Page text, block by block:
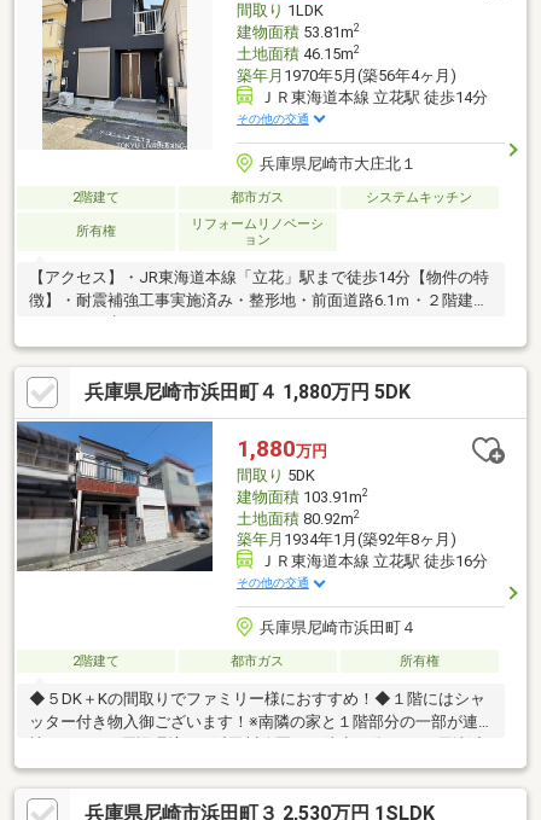
間取り 1LDK
建物面積53.81m2
土地面積46.15m2
築年月 1970年5月(築56年4ヶ月)
ＪＲ東海道本線 立花駅 徒歩14分
その他の交通
兵庫県尼崎市大庄北１
2階建て 都市ガス システムキッチン
所有権
リフォームリノベーシ
ョン
【アクセス】・JR東海道本線「立花」駅まで徒歩14分【物件の特
徴】・耐震補強工事実施済み・整形地・前面道路6.1ｍ・２階建の
１LDKの戸建て
兵庫県尼崎市浜田町４ 1,880万円 5DK
1,880万円
間取り 5DK
建物面積103.91m2
土地面積80.92m2
築年月 1934年1月(築92年8ヶ月)
ＪＲ東海道本線 立花駅 徒歩16分
その他の交通
兵庫県尼崎市浜田町４
2階建て 都市ガス 所有権
◆５DK＋Kの間取りでファミリー様におすすめ！◆１階にはシャ
ッター付き物入御ございます！※南隣の家と１階部分の一部が連
田店まで徒歩５分セブンイレブン 尼崎浜田町2丁目店まで徒歩６
分ローソン 尼崎大庄川田町店までとh６分サンディ 尼崎南七松店
まで徒歩６分スギドラッグ 尼崎南七松店まで徒歩７分スーパーオ
兵庫県尼崎市浜田町３ 2,530万円 1SLDK